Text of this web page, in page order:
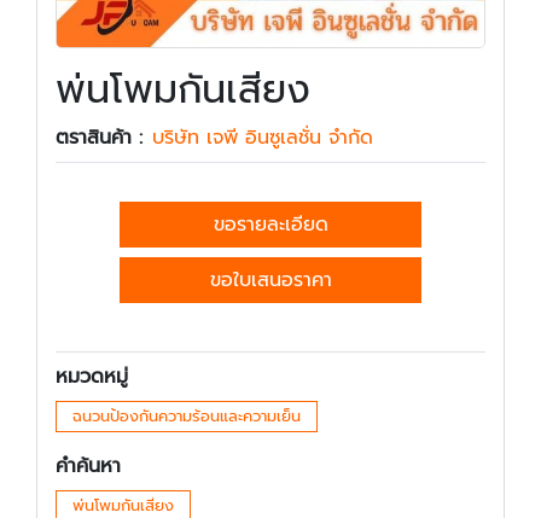
พ่นโพมกันเสียง
ตราสินค้า : บริษัท เจพี อินซูเลชั่น จำกัด
ขอรายละเอียด
ขอใบเสนอราคา
หมวดหมู่
ฉนวนป้องกันความร้อนและความเย็น
คำค้นหา
พ่นโพมกันเสียง